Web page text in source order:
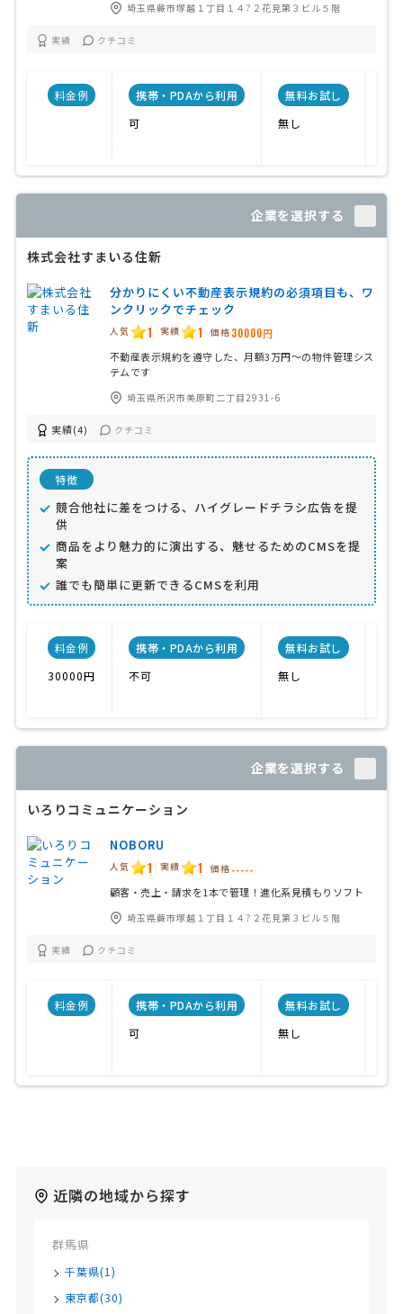
埼玉県蕨市塚越１丁目１４?２花見第３ビル５階
実績 クチコミ
料金例
携帯・PDAから利用
可
無料お試し
無し
企業を選択する
株式会社すまいる住新
分かりにくい不動産表示規約の必須項目も、ワ
ンクリックでチェック
人気 1 実績 1 価格 30000円
不動産表示規約を遵守した、月額3万円〜の物件管理シス
テムです
埼玉県所沢市美原町二丁目2931-6
実績(4) クチコミ
特徴
競合他社に差をつける、ハイグレードチラシ広告を提
供
商品をより魅力的に演出する、魅せるためのCMSを提
案
誰でも簡単に更新できるCMSを利用
料金例
30000円
携帯・PDAから利用
不可
無料お試し
無し
企業を選択する
いろりコミュニケーション
NOBORU
人気 1 実績 1 価格 -----
顧客・売上・請求を1本で管理！進化系見積もりソフト
埼玉県蕨市塚越１丁目１４?２花見第３ビル５階
実績 クチコミ
料金例
携帯・PDAから利用
可
無料お試し
無し
近隣の地域から探す
群馬県
千葉県(1)
東京都(30)